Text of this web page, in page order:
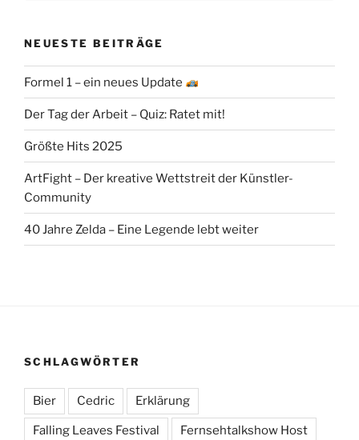
NEUESTE BEITRÄGE
Formel 1 – ein neues Update
Der Tag der Arbeit – Quiz: Ratet mit!
Größte Hits 2025
ArtFight – Der kreative Wettstreit der Künstler-
Community
40 Jahre Zelda – Eine Legende lebt weiter
SCHLAGWÖRTER
Bier Cedric Erklärung
Falling Leaves Festival Fernsehtalkshow Host